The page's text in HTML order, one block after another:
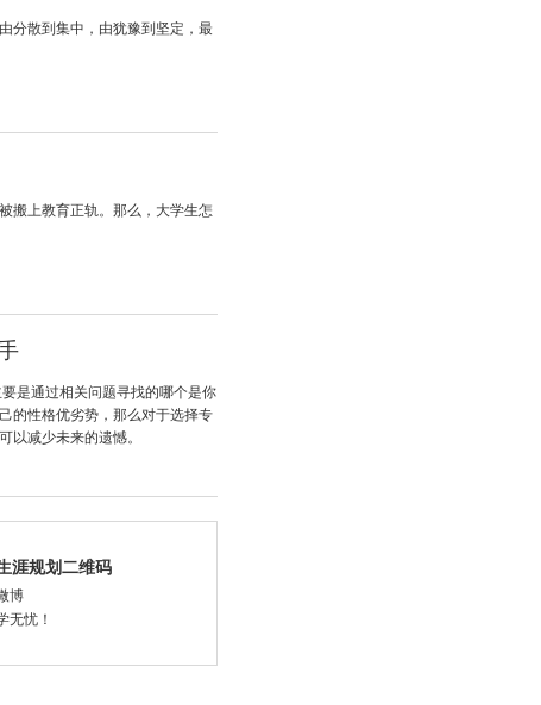
分散到集中，由犹豫到坚定，最
搬上教育正轨。那么，大学生怎
是通过相关问题寻找的哪个是你
的性格优劣势，那么对于选择专
以减少未来的遗憾。
涯规划二维码
博
无忧！